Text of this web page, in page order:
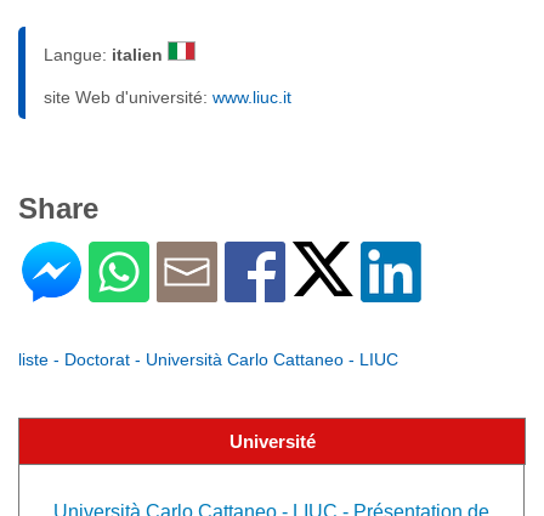
Langue: italien
site Web d'université: www.liuc.it
Share
liste - Doctorat - Università Carlo Cattaneo - LIUC
Université
Università Carlo Cattaneo - LIUC - Présentation de